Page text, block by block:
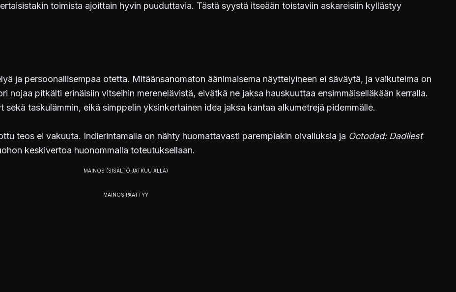
toimista ajoittain hyvin puuduttavia. Tästä syystä itseään toistaviin askareisiin kyllästyy
ja persoonallisempaa otetta. Mitäänsanomaton äänimaisema näyttelyineen ei säväytä, ja vaikutelma on
nojaa pitkälti erinäisiin vitseihin merenelävistä, eivätkä ne jaksa hauskuuttaa ensimmäiselläkään kerralla.
taskulämmin, eikä simppelin yksinkertainen idea jaksa kantaa alkumetrejä pidemmälle.
teos ei vakuuta. Indierintamalla on nähty huomattavasti parempiakin oivalluksia ja Octodad: Dadliest
keskivertoa huonommalla toteutuksellaan.